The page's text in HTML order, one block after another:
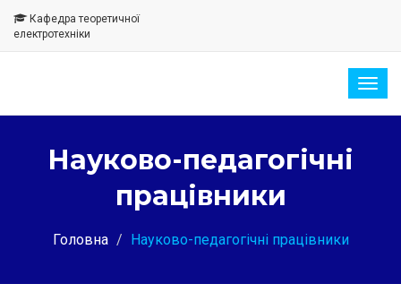
Кафедра теоретичної
електротехніки
Науково-педагогічні
працівники
Головна Науково-педагогічні працівники